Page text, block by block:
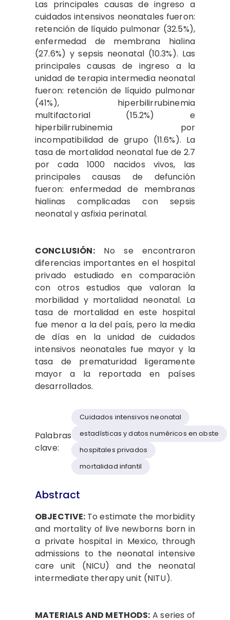
Las principales causas de ingreso a
cuidados intensivos neonatales fueron:
retención de líquido pulmonar (32.5%),
enfermedad de membrana hialina
(27.6%) y sepsis neonatal (10.3%). Las
principales causas de ingreso a la
unidad de terapia intermedia neonatal
fueron: retención de líquido pulmonar
(41%), hiperbilirrubinemia
multifactorial (15.2%) e
hiperbilirrubinemia por
incompatibilidad de grupo (11.6%). La
tasa de mortalidad neonatal fue de 2.7
por cada 1000 nacidos vivos, las
principales causas de defunción
fueron: enfermedad de membranas
hialinas complicadas con sepsis
neonatal y asfixia perinatal.
CONCLUSIÓN:No se encontraron
diferencias importantes en el hospital
privado estudiado en comparación
con otros estudios que valoran la
morbilidad y mortalidad neonatal. La
tasa de mortalidad en este hospital
fue menor a la del país, pero la media
de días en la unidad de cuidados
intensivos neonatales fue mayor y la
tasa de prematuridad ligeramente
mayor a la reportada en países
desarrollados.
Palabras
clave:
Cuidados intensivos neonatal
estadísticas y datos numéricos en obste
hospitales privados
mortalidad infantil
Abstract
OBJECTIVE: To estimate the morbidity
and mortality of live newborns born in
a private hospital in Mexico, through
admissions to the neonatal intensive
care unit (NICU) and the neonatal
intermediate therapy unit (NITU).
MATERIALS AND METHODS: A series of